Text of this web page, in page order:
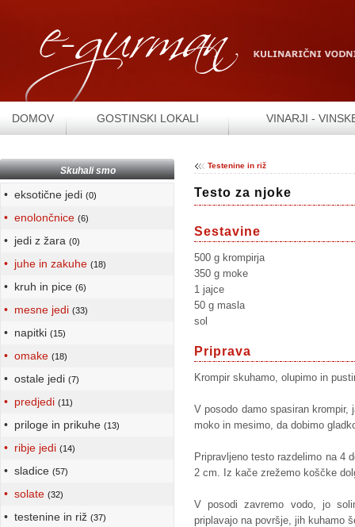
DOMOV GOSTINSKI LOKALI VINARJI -
Skuhali smo
• eksotične jedi (0)
• enolončnice (6)
• jedi z žara (0)
• juhe in zakuhe (18)
• kruh in pice (6)
• mesne jedi (33)
• napitki (15)
• omake (18)
• ostale jedi (7)
• predjedi (11)
• priloge in prikuhe (13)
• ribje jedi (14)
• sladice (57)
• solate (32)
• testenine in riž (37)
Testenine in riž
Testo za njoke
Sestavine
500 g krompirja
350 g moke
1 jajce
50 g masla
sol
Priprava
Krompir skuhamo, olupimo in
V posodo damo spasiran
moko in mesimo, da dobimo
Pripravljeno testo razdelimo na 4
2 cm. Iz kače zrežemo koščke
V posodi zavremo vodo, jo
priplavajo na površje, jih kuhamo